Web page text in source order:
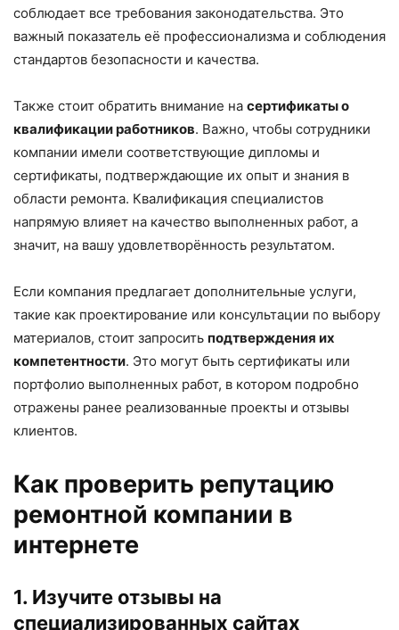
соблюдает все требования законодательства. Это
важный показатель её профессионализма и соблюдения
стандартов безопасности и качества.
Также стоит обратить внимание на сертификаты о
квалификации работников. Важно, чтобы сотрудники
компании имели соответствующие дипломы и
сертификаты, подтверждающие их опыт и знания в
области ремонта. Квалификация специалистов
напрямую влияет на качество выполненных работ, а
значит, на вашу удовлетворённость результатом.
Если компания предлагает дополнительные услуги,
такие как проектирование или консультации по выбору
материалов, стоит запросить подтверждения их
компетентности. Это могут быть сертификаты или
портфолио выполненных работ, в котором подробно
отражены ранее реализованные проекты и отзывы
клиентов.
Как проверить репутацию
ремонтной компании в
интернете
1. Изучите отзывы на
специализированных сайтах